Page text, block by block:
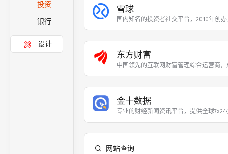
投资
银行
设计
雪球
国内知名的投资者社交平台，2010年创
东方财富
中国领先的互联网财富管理综合运营商
金十数据
专业的财经新闻资讯平台，提供全球
网站查询